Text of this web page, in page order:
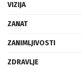
VIZIJA
ZANAT
ZANIMLJIVOSTI
ZDRAVLJE